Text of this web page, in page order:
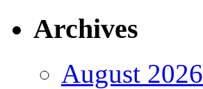
Archives
August 2026